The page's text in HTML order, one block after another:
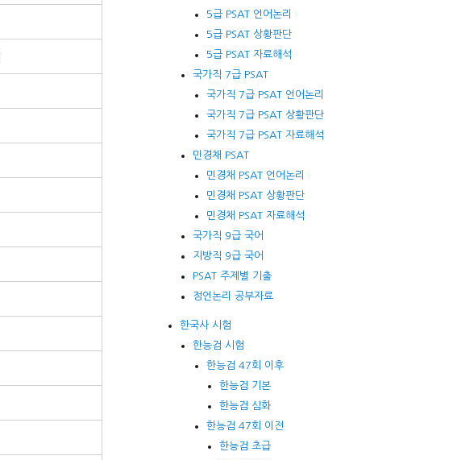
5급 PSAT 언어논리
5급 PSAT 상황판단
5급 PSAT 자료해석
국가직 7급 PSAT
국가직 7급 PSAT 언어논리
국가직 7급 PSAT 상황판단
국가직 7급 PSAT 자료해석
민경채 PSAT
민경채 PSAT 언어논리
민경채 PSAT 상황판단
민경채 PSAT 자료해석
국가직 9급 국어
지방직 9급 국어
PSAT 주제별 기출
정언논리 공부자료
한국사 시험
한능검 시험
한능검 47회 이후
한능검 기본
한능검 심화
한능검 47회 이전
한능검 초급